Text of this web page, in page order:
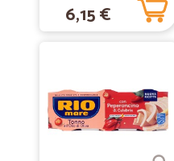
Ottimo servizio, consegna
freschi. Grazie
Ottimo
Ottimo. Penso che compreró
6,15 €